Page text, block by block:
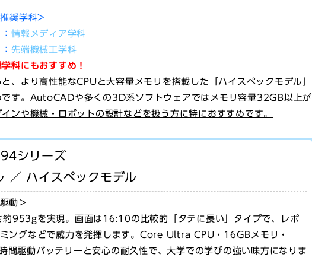
奨学科>
情報メディア学科
先端機械工学科
科にもおすすめ！
、より高性能なCPUと大容量メモリを搭載した「ハイスペックモデル」
です。AutoCADや多くの3D系ソフトウェアではメモリ容量32GB以上が
インや機械・ロボットの設計などを扱う方に特におすすめです。
シリーズ
／ ハイスペックモデル
動＞
953gを実現。画面は16:10の比較的「タテに長い」タイプで、レポ
ングなどで威力を発揮します。Core Ultra CPU・16GBメモリ・
間駆動バッテリーと安心の耐久性で、大学での学びの強い味方になりま